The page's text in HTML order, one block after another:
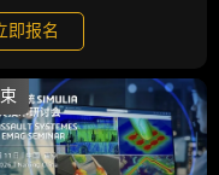
即报名